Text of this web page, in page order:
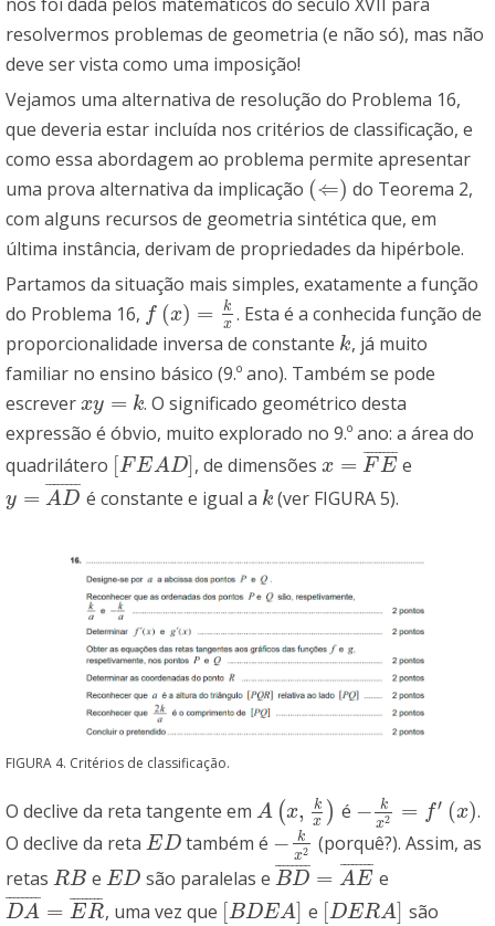
resolvermos problemas de geometria (e não só), mas não
deve ser vista como uma imposição!
Vejamos uma alternativa de resolução do Problema 16,
que deveria estar incluída nos critérios de classificação, e
como essa abordagem ao problema permite apresentar
uma prova alternativa da implicação (⇐)
(⇐)
do Teorema 2,
com alguns recursos de geometria sintética que, em
última instância, derivam de propriedades da hipérbole.
Partamos da situação mais simples, exatamente a função
do Problema 16, f (x) =
k
x
f( x)=k x
. Esta é a conhecida função de
proporcionalidade inversa de constante k
k, já muito
familiar no ensino básico (9.º ano). Também se pode
escrever xy = k
xy= k
. O significado geométrico desta
expressão é óbvio, muito explorado no 9.º ano: a área do
quadrilátero [FEAD]
FEAD] , de dimensõesx = FE
¯ ¯
¯¯¯¯¯¯
x= FE ¯ e
y = A D
¯ ¯
¯¯¯¯¯¯
y= AD¯ é constante e igual a k
k (ver FIGURA 5).
FIGURA 4. Critérios de classificação.
O declive da reta tangente em A (x,
k
x )
A( x,kx é −
k
x2 = f′ (x)
−kx2 =f′( x)
.
O declive da reta ED
ED também é −
k
x2
−kx2 (porquê?). Assim, as
retas RB
RB e ED
ED são paralelas e BD
¯ ¯
¯¯¯¯¯¯ = AE
¯ ¯
¯¯¯¯¯¯
BD¯=AE¯ e
DA
¯ ¯
¯¯¯¯¯¯ = E R
¯ ¯
¯¯¯¯¯¯
DA¯=ER ¯ , uma vez que [ BDEA]
BDEA] e [ DERA]
DERA]
são